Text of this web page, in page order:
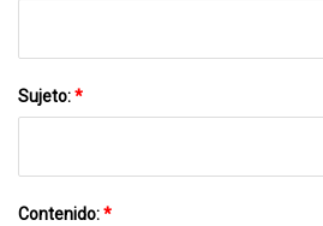
Sujeto:*
Contenido:*